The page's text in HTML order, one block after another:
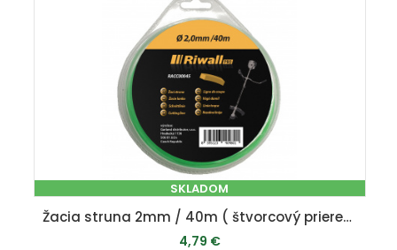
SKLADOM
Žacia struna 2mm / 40m ( štvorcový prierez )
4,79 €